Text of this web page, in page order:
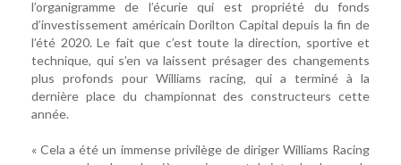
l’organigramme de l’écurie qui est propriété du fonds
d’investissement américain Dorilton Capital depuis la fin de
l’été 2020. Le fait que c’est toute la direction, sportive et
technique, qui s’en va laissent présager des changements
plus profonds pour Williams racing, qui a terminé à la
dernière place du championnat des constructeurs cette
année.
« Cela a été un immense privilège de diriger Williams Racing